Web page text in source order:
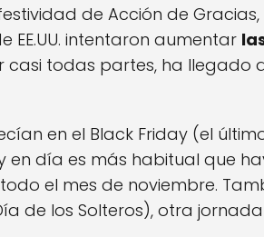
de Acción de
intentaron aumentar
casi todas partes, ha llegado
en el Black Friday (el
en día es más habitual que
el mes de noviembre.
de los Solteros), otra